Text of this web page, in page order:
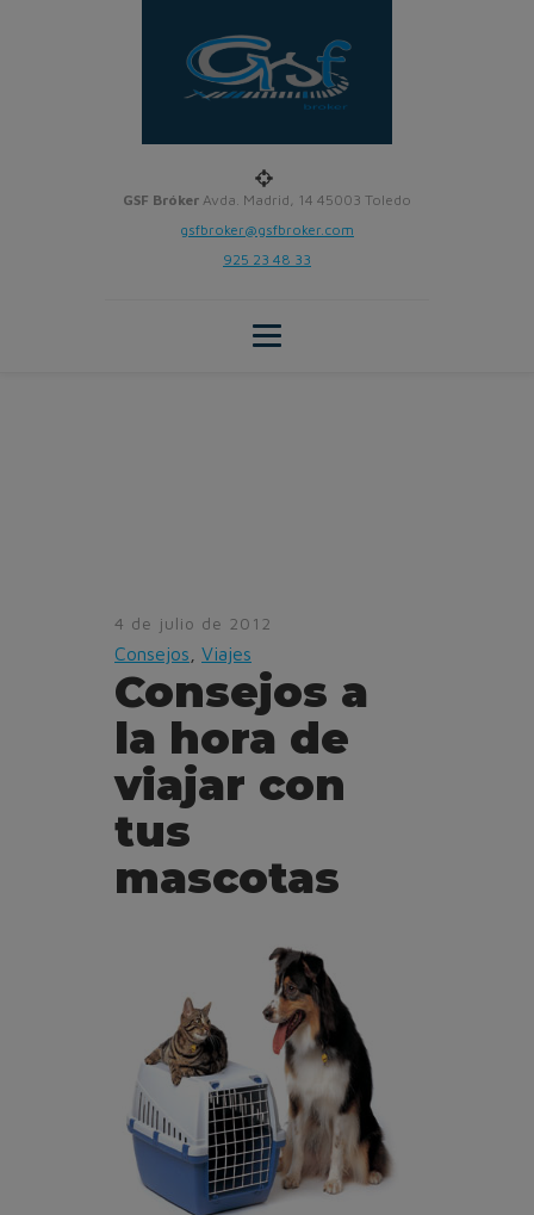
GSF Bróker Avda. Madrid, 14 45003 Toledo
gsfbroker@gsfbroker.com
925 23 48 33
4 de julio de 2012
Consejos Viajes
Consejos a
la hora de
viajar con
tus
mascotas